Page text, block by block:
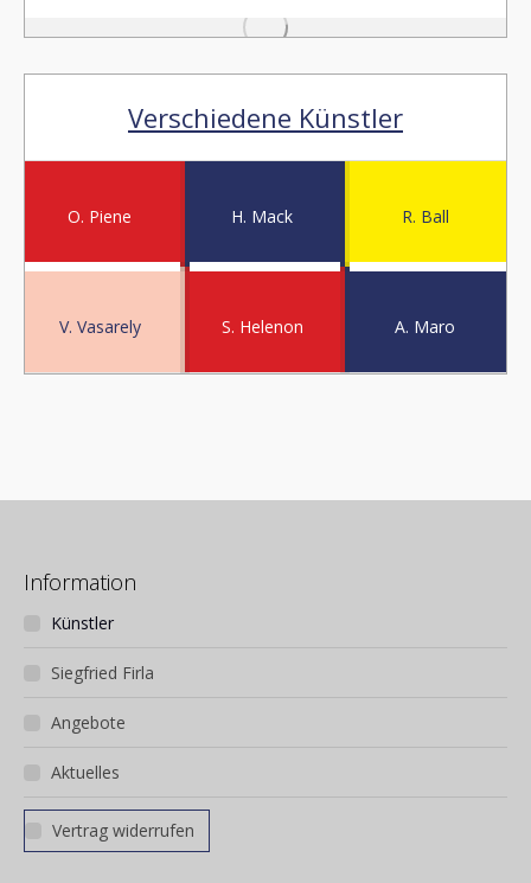
Verschiedene Künstler
O. Piene H. Mack R. Ball
V. Vasarely S. Helenon A. Maro
Information
Künstler
Siegfried Firla
Angebote
Aktuelles
Vertrag widerrufen